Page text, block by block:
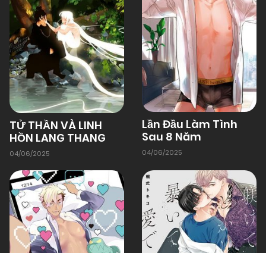
TỬ THẦN VÀ LINH
HỒN LANG THANG
04/06/2025
Lần Đầu Làm Tình
Sau 8 Năm
04/06/2025